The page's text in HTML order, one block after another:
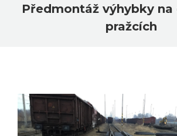
Předmontáž výhybky na
pražcích